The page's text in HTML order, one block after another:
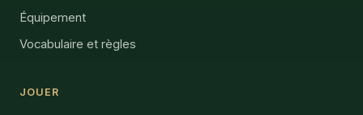
Équipement
Vocabulaire et règles
JOUER